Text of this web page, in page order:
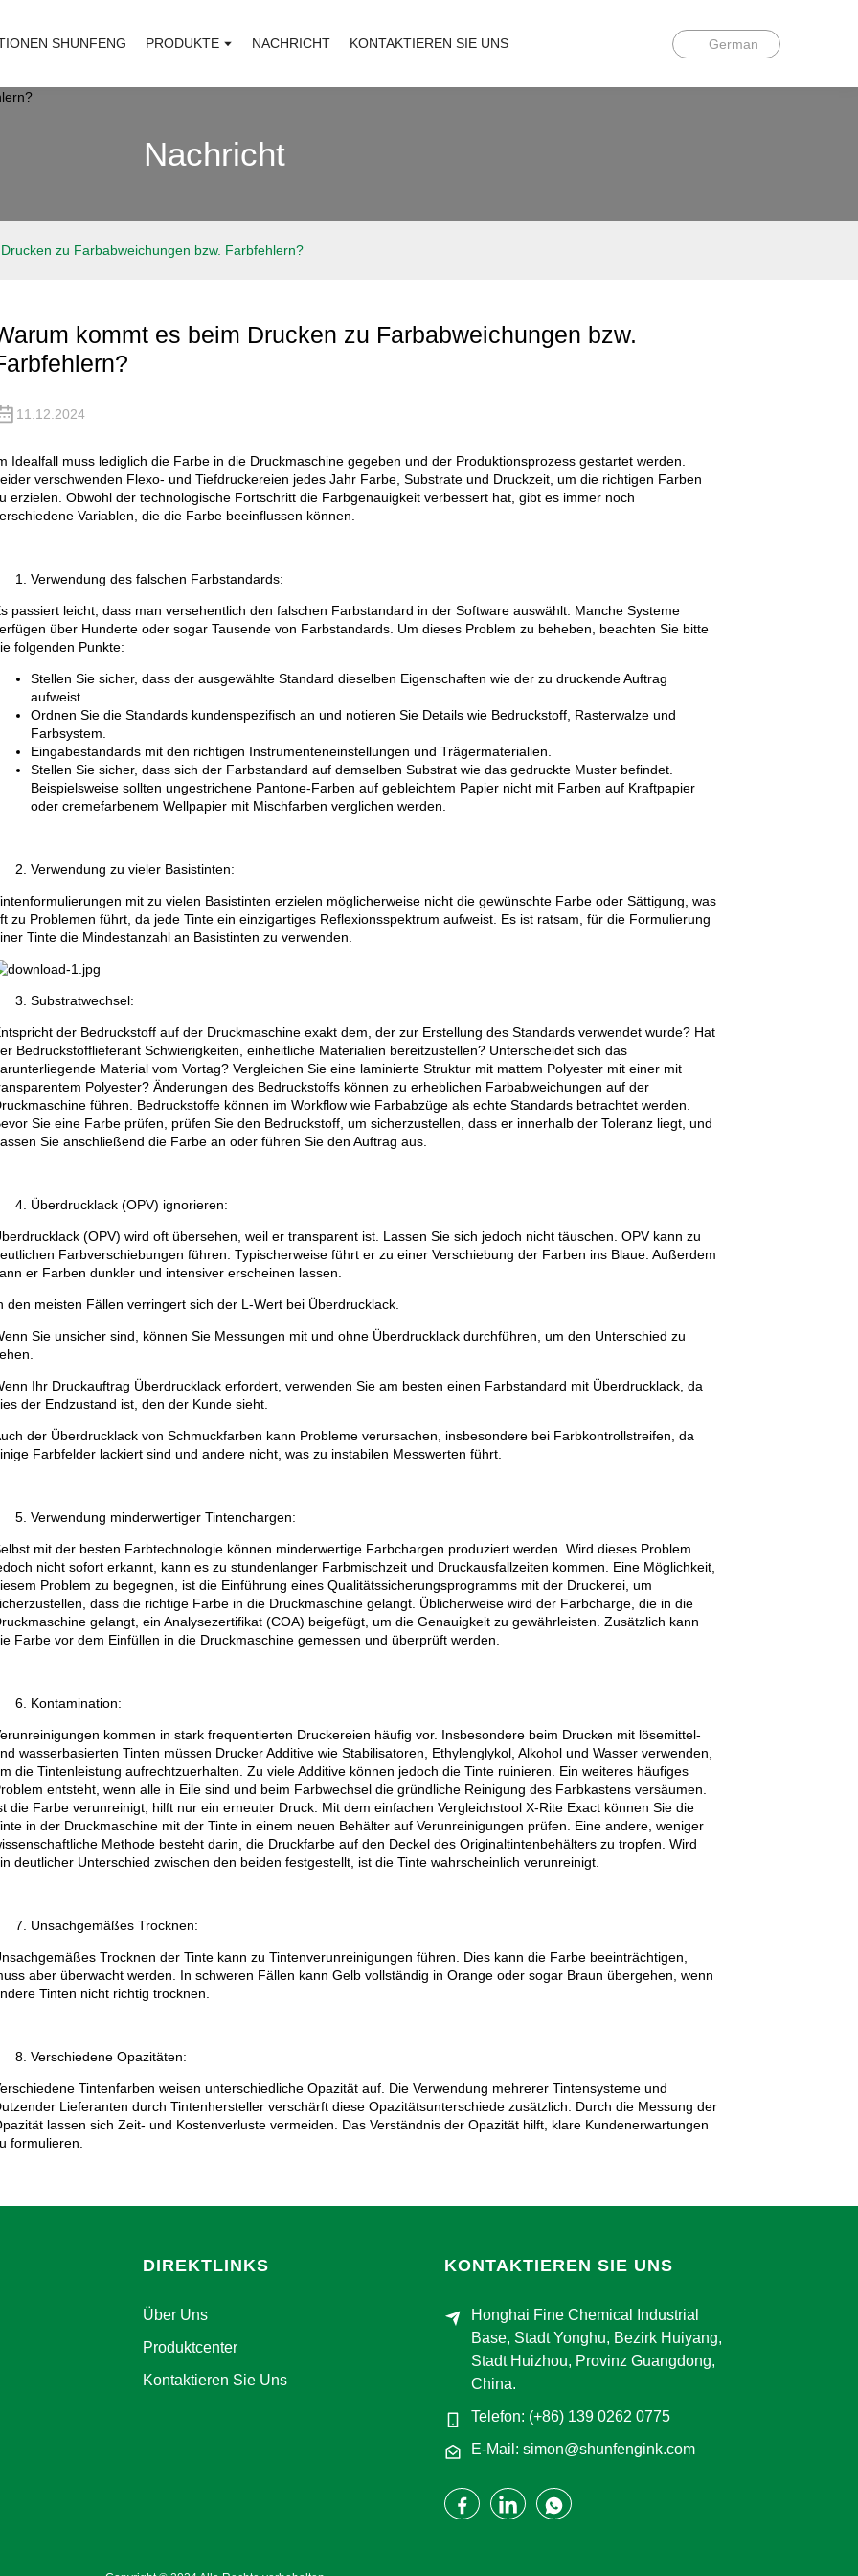
SHUNFENG PRODUKTE NACHRICHT KONTAKTIEREN SIE UNS German
Nachricht
zu Farbabweichungen bzw. Farbfehlern?
kommt es beim Drucken zu Farbabweichungen bzw.
11.12.2024
Idealfall muss lediglich die Farbe in die Druckmaschine gegeben und der Produktionsprozess gestartet werden.
verschwenden Flexo- und Tiefdruckereien jedes Jahr Farbe, Substrate und Druckzeit, um die richtigen Farben
erzielen. Obwohl der technologische Fortschritt die Farbgenauigkeit verbessert hat, gibt es immer noch
Variablen, die die Farbe beeinflussen können.
Verwendung des falschen Farbstandards:
passiert leicht, dass man versehentlich den falschen Farbstandard in der Software auswählt. Manche Systeme
über Hunderte oder sogar Tausende von Farbstandards. Um dieses Problem zu beheben, beachten Sie bitte
folgenden Punkte:
Stellen Sie sicher, dass der ausgewählte Standard dieselben Eigenschaften wie der zu druckende Auftrag
aufweist.
Ordnen Sie die Standards kundenspezifisch an und notieren Sie Details wie Bedruckstoff, Rasterwalze und
Farbsystem.
Eingabestandards mit den richtigen Instrumenteneinstellungen und Trägermaterialien.
Stellen Sie sicher, dass sich der Farbstandard auf demselben Substrat wie das gedruckte Muster befindet.
Beispielsweise sollten ungestrichene Pantone-Farben auf gebleichtem Papier nicht mit Farben auf Kraftpapier
oder cremefarbenem Wellpapier mit Mischfarben verglichen werden.
Verwendung zu vieler Basistinten:
mit zu vielen Basistinten erzielen möglicherweise nicht die gewünschte Farbe oder Sättigung, was
zu Problemen führt, da jede Tinte ein einzigartiges Reflexionsspektrum aufweist. Es ist ratsam, für die Formulierung
Tinte die Mindestanzahl an Basistinten zu verwenden.
Substratwechsel:
der Bedruckstoff auf der Druckmaschine exakt dem, der zur Erstellung des Standards verwendet wurde? Hat
Bedruckstofflieferant Schwierigkeiten, einheitliche Materialien bereitzustellen? Unterscheidet sich das
Material vom Vortag? Vergleichen Sie eine laminierte Struktur mit mattem Polyester mit einer mit
Polyester? Änderungen des Bedruckstoffs können zu erheblichen Farbabweichungen auf der
führen. Bedruckstoffe können im Workflow wie Farbabzüge als echte Standards betrachtet werden.
Sie eine Farbe prüfen, prüfen Sie den Bedruckstoff, um sicherzustellen, dass er innerhalb der Toleranz liegt, und
Sie anschließend die Farbe an oder führen Sie den Auftrag aus.
Überdrucklack (OPV) ignorieren:
(OPV) wird oft übersehen, weil er transparent ist. Lassen Sie sich jedoch nicht täuschen. OPV kann zu
Farbverschiebungen führen. Typischerweise führt er zu einer Verschiebung der Farben ins Blaue. Außerdem
er Farben dunkler und intensiver erscheinen lassen.
den meisten Fällen verringert sich der L-Wert bei Überdrucklack.
Sie unsicher sind, können Sie Messungen mit und ohne Überdrucklack durchführen, um den Unterschied zu
Ihr Druckauftrag Überdrucklack erfordert, verwenden Sie am besten einen Farbstandard mit Überdrucklack, da
der Endzustand ist, den der Kunde sieht.
der Überdrucklack von Schmuckfarben kann Probleme verursachen, insbesondere bei Farbkontrollstreifen, da
Farbfelder lackiert sind und andere nicht, was zu instabilen Messwerten führt.
Verwendung minderwertiger Tintenchargen:
mit der besten Farbtechnologie können minderwertige Farbchargen produziert werden. Wird dieses Problem
nicht sofort erkannt, kann es zu stundenlanger Farbmischzeit und Druckausfallzeiten kommen. Eine Möglichkeit,
Problem zu begegnen, ist die Einführung eines Qualitätssicherungsprogramms mit der Druckerei, um
dass die richtige Farbe in die Druckmaschine gelangt. Üblicherweise wird der Farbcharge, die in die
gelangt, ein Analysezertifikat (COA) beigefügt, um die Genauigkeit zu gewährleisten. Zusätzlich kann
Farbe vor dem Einfüllen in die Druckmaschine gemessen und überprüft werden.
Kontamination:
kommen in stark frequentierten Druckereien häufig vor. Insbesondere beim Drucken mit lösemittel-
wasserbasierten Tinten müssen Drucker Additive wie Stabilisatoren, Ethylenglykol, Alkohol und Wasser verwenden,
die Tintenleistung aufrechtzuerhalten. Zu viele Additive können jedoch die Tinte ruinieren. Ein weiteres häufiges
entsteht, wenn alle in Eile sind und beim Farbwechsel die gründliche Reinigung des Farbkastens versäumen.
die Farbe verunreinigt, hilft nur ein erneuter Druck. Mit dem einfachen Vergleichstool X-Rite Exact können Sie die
in der Druckmaschine mit der Tinte in einem neuen Behälter auf Verunreinigungen prüfen. Eine andere, weniger
Methode besteht darin, die Druckfarbe auf den Deckel des Originaltintenbehälters zu tropfen. Wird
deutlicher Unterschied zwischen den beiden festgestellt, ist die Tinte wahrscheinlich verunreinigt.
Unsachgemäßes Trocknen:
Trocknen der Tinte kann zu Tintenverunreinigungen führen. Dies kann die Farbe beeinträchtigen,
aber überwacht werden. In schweren Fällen kann Gelb vollständig in Orange oder sogar Braun übergehen, wenn
Tinten nicht richtig trocknen.
Verschiedene Opazitäten:
Tintenfarben weisen unterschiedliche Opazität auf. Die Verwendung mehrerer Tintensysteme und
Lieferanten durch Tintenhersteller verschärft diese Opazitätsunterschiede zusätzlich. Durch die Messung der
lassen sich Zeit- und Kostenverluste vermeiden. Das Verständnis der Opazität hilft, klare Kundenerwartungen
formulieren.
DIREKTLINKS
Über Uns
Produktcenter
Kontaktieren Sie Uns
KONTAKTIEREN SIE UNS
Honghai Fine Chemical Industrial
Base, Stadt Yonghu, Bezirk Huiyang,
Stadt Huizhou, Provinz Guangdong,
China.
Telefon: (+86) 139 0262 0775
E-Mail: simon@shunfengink.com